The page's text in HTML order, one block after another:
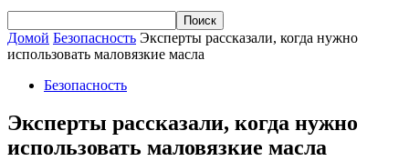
Домой Безопасность Эксперты рассказали, когда нужно
использовать маловязкие масла
Безопасность
Эксперты рассказали, когда нужно
использовать маловязкие масла